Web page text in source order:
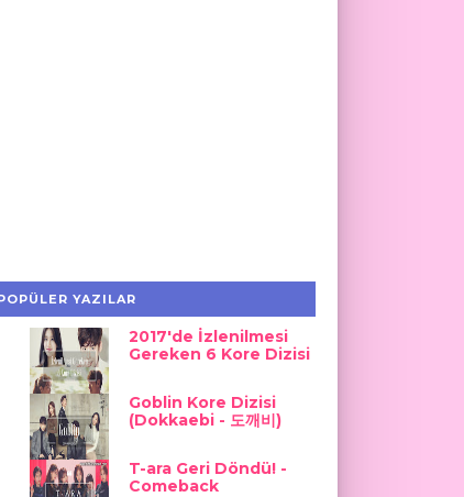
YAZILAR
2017'de İzlenilmesi
Gereken 6 Kore Dizisi
Goblin Kore Dizisi
(Dokkaebi - 도깨비)
T-ara Geri Döndü! -
Comeback